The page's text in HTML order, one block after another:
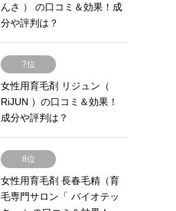
んさ ） の口コミ＆効果！成
分や評判は？
7位
女性用育毛剤 リジュン（
RiJUN ）の口コミ＆効果！
成分や評判は？
8位
女性用育毛剤 長春毛精（育
毛専門サロン「 バイオテッ